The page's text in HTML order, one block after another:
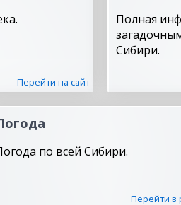
Перейти на сайт
Полная
Сибири.
по всей Сибири.
Перейти в